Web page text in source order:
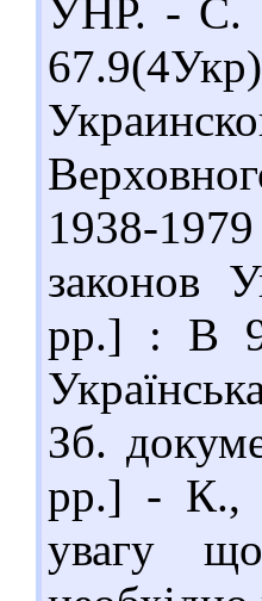
УНР. - С.
1938-
законов
рр.] : В
Зб.
рр.] - К.,
увагу